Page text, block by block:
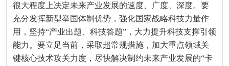
很大程度上决定未来产业发展的速度、广度、深度。要
充分发挥新型举国体制优势，强化国家战略科技力量作
用，坚持“产业出题、科技答题”，大力提升科技支撑引领
能力。要立足当前，采取超常规措施，加大重点领域关
键核心技术攻关力度，尽快解决制约未来产业发展的“卡